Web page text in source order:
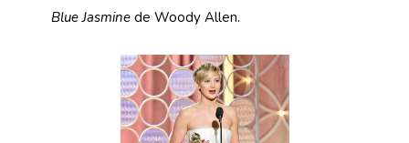
Blue Jasmine de Woody Allen.